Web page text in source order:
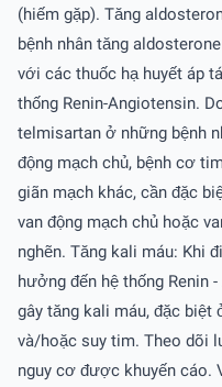
(hiếm gặp). Tăng
bệnh nhân tăng
với các thuốc hạ huyết áp
thống Renin-Angiotensin.
telmisartan ở những bệnh
động mạch chủ, bệnh cơ
giãn mạch khác, cần đặc
van động mạch chủ hoặc
nghẽn. Tăng kali máu: Khi
hưởng đến hệ thống Renin
gây tăng kali máu, đặc biệt
và/hoặc suy tim. Theo dõi
nguy cơ được khuyến cáo.